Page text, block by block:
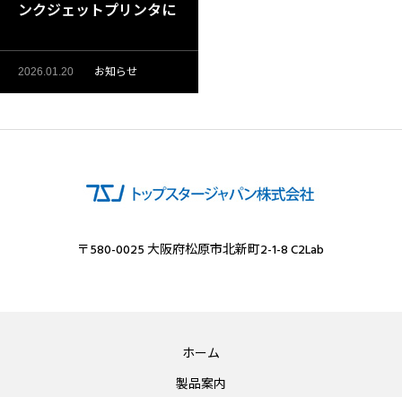
ンクジェットプリンタに
ロットから承っておりま
す│大阪・松原市
2026.01.20 お知らせ
〒580-0025 大阪府松原市北新町2-1-8 C2Lab
ホーム
製品案内